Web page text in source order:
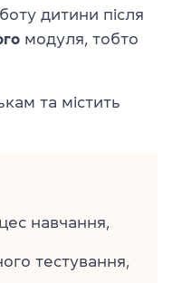
дитини після
модуля, тобто
та містить
навчання,
тестування,